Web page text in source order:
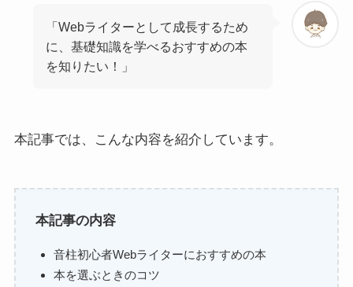
「Webライターとして成長するため
に、基礎知識を学べるおすすめの本
を知りたい！」
本記事では、こんな内容を紹介しています。
本記事の内容
音柱初心者Webライターにおすすめの本
本を選ぶときのコツ